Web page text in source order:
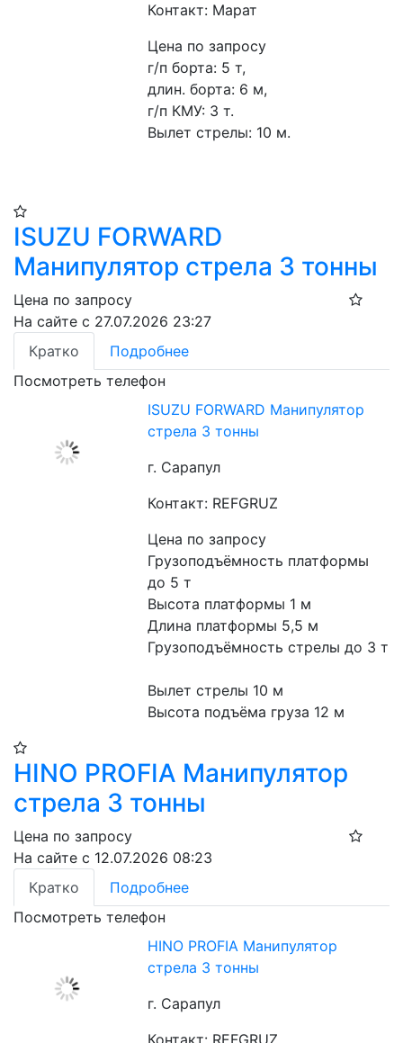
Контакт: Марат
Цена по запросу
г/п борта: 5 т,
длин. борта: 6 м,
г/п КМУ: 3 т.
Вылет стрелы: 10 м.
ISUZU FORWARD
Манипулятор стрела 3 тонны
Цена по запросу
На сайте с 27.07.2026 23:27
Кратко
Подробнее
Посмотреть телефон
ISUZU FORWARD Манипулятор
стрела 3 тонны
г. Сарапул
Контакт: REFGRUZ
Цена по запросу
Грузоподъёмность платформы
до 5 т
Высота платформы 1 м
Длина платформы 5,5 м
Грузоподъёмность стрелы до 3 т
Вылет стрелы 10 м
Высота подъёма груза 12 м
HINO PROFIA Манипулятор
стрела 3 тонны
Цена по запросу
На сайте с 12.07.2026 08:23
Кратко
Подробнее
Посмотреть телефон
HINO PROFIA Манипулятор
стрела 3 тонны
г. Сарапул
Контакт: REFGRUZ